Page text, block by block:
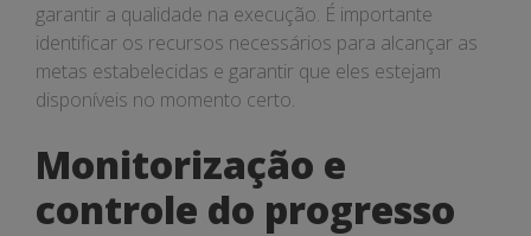
garantir a qualidade na execução. É importante
identificar os recursos necessários para alcançar as
metas estabelecidas e garantir que eles estejam
disponíveis no momento certo.
Monitorização e
controle do progresso